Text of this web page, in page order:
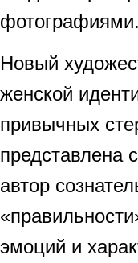
фотографиями.
Новый
женской
привычных
представлена
автор
эмоций и